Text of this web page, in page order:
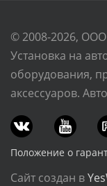
© 2008-2026, ООО
Установка на
оборудования,
аксессуаров.
Положение о
Сайт создан в